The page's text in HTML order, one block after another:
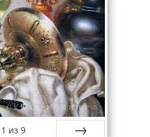
1 из 9